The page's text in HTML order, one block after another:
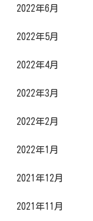
2022年6月
2022年5月
2022年4月
2022年3月
2022年2月
2022年1月
2021年12月
2021年11月